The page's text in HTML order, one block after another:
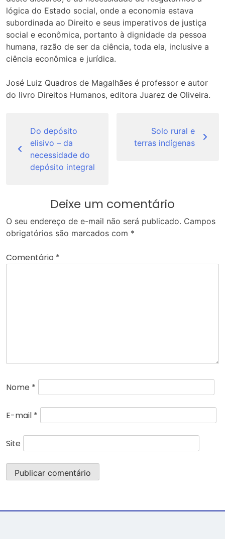
lógica do Estado social, onde a economia estava
subordinada ao Direito e seus imperativos de justiça
social e econômica, portanto à dignidade da pessoa
humana, razão de ser da ciência, toda ela, inclusive a
ciência econômica e jurídica.
José Luiz Quadros de Magalhães é professor e autor
do livro Direitos Humanos, editora Juarez de Oliveira.
Post
Do depósito
elisivo – da
necessidade do
depósito integral
Solo rural e
terras indígenas
Deixe um comentário
O seu endereço de e-mail não será publicado. Campos
obrigatórios são marcados com *
Comentário *
Nome *
E-mail *
Site